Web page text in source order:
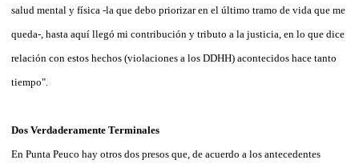
salud mental y física -la que debo priorizar en el último tramo de vida que me
queda-, hasta aquí llegó mi contribución y tributo a la justicia, en lo que dice
relación con estos hechos (violaciones a los DDHH) acontecidos hace tanto
tiempo".
Dos Verdaderamente Terminales
En Punta Peuco hay otros dos presos que, de acuerdo a los antecedentes